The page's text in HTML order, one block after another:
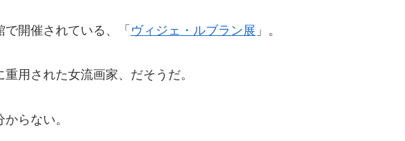
開催されている、「 ヴィジェ・ルブラン展 」。
用された女流画家、だそうだ。
らない。